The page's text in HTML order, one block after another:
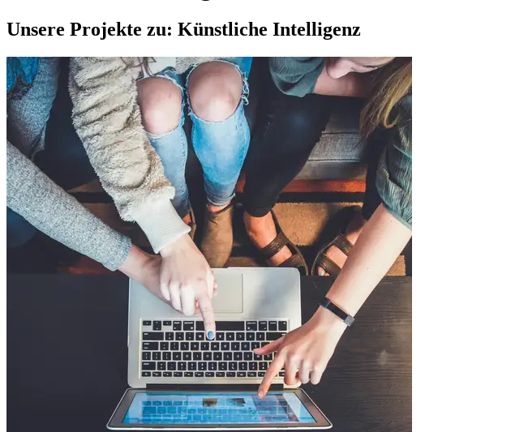
Unsere Projekte zu: Künstliche Intelligenz